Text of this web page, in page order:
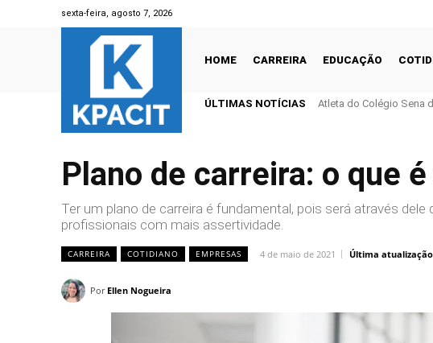
sexta-feira, agosto 7, 2026
HOME CARREIRA EDUCAÇÃO
ÚLTIMAS NOTÍCIAS Atleta do Colégio Sena
Plano de carreira: o que
Ter um plano de carreira é fundamental, pois será através
profissionais com mais assertividade.
CARREIRA COTIDIANO EMPRESAS 4 de maio de 2021 Última
Por Ellen Nogueira